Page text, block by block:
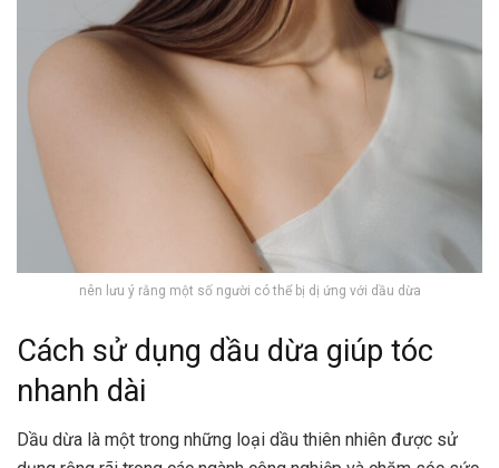
nên lưu ý rằng một số người có thể bị dị ứng với dầu dừa
Cách sử dụng dầu dừa giúp tóc
nhanh dài
Dầu dừa là một trong những loại dầu thiên nhiên được sử